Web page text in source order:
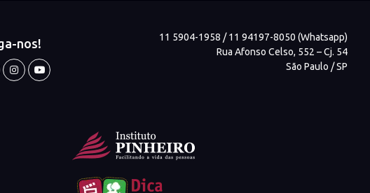
nos!
11 5904-1958 / 11 94197-8050 (Whatsapp)
Rua Afonso Celso, 552 – Cj. 54
São Paulo / SP